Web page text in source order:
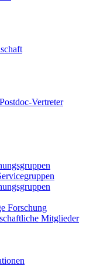
Vertreter
Forschung
Mitglieder